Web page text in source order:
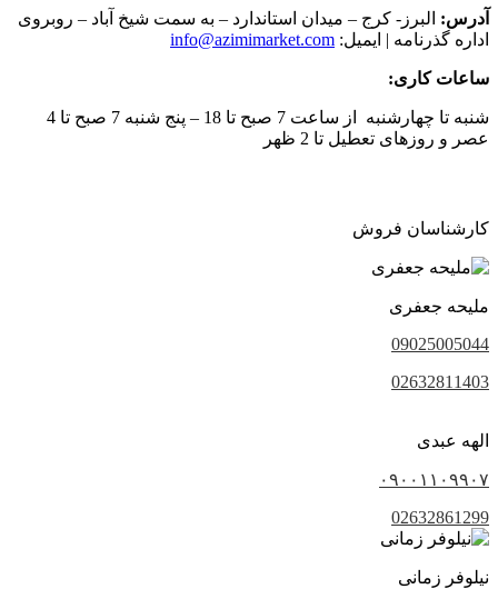
آدرس: البرز- کرج – میدان استاندارد – به سمت شیخ آباد – روبروی
اداره گذرنامه | ایمیل: info@azimimarket.com
ساعات کاری:
شنبه تا چهارشنبه از ساعت 7 صبح تا 18 – پنج شنبه 7 صبح تا 4
عصر و روزهای تعطیل تا 2 ظهر
کارشناسان فروش
ملیحه جعفری
09025005044
02632811403
الهه عبدی
۰۹۰۰۱۱۰۹۹۰۷
02632861299
نیلوفر زمانی